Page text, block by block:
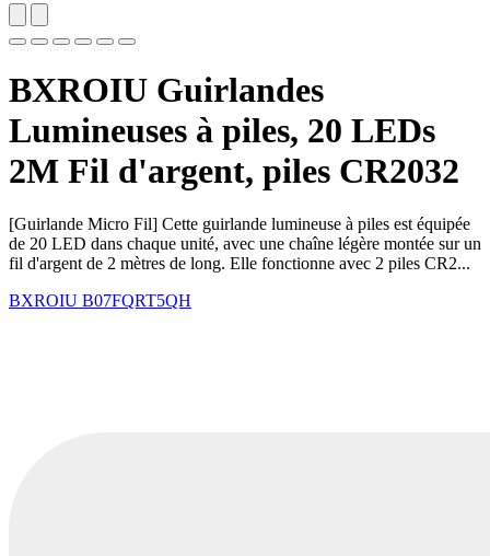
BXROIU Guirlandes
Lumineuses à piles, 20 LEDs
2M Fil d'argent, piles CR2032
[Guirlande Micro Fil] Cette guirlande lumineuse à piles est équipée
de 20 LED dans chaque unité, avec une chaîne légère montée sur un
fil d'argent de 2 mètres de long. Elle fonctionne avec 2 piles CR2...
BXROIU B07FQRT5QH